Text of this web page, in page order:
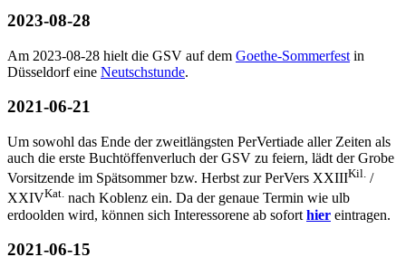
2023-08-28
Am 2023-08-28 hielt die GSV auf dem Goethe-Sommerfest in
Düsseldorf eine Neutschstunde.
2021-06-21
Um sowohl das Ende der zweitlängsten PerVertiade aller Zeiten als
auch die erste Buchtöffenverluch der GSV zu feiern, lädt der Grobe
Vorsitzende im Spätsommer bzw. Herbst zur PerVers XXIIIKil. /
XXIVKat. nach Koblenz ein. Da der genaue Termin wie ulb
erdoolden wird, können sich Interessorene ab sofort hier eintragen.
2021-06-15